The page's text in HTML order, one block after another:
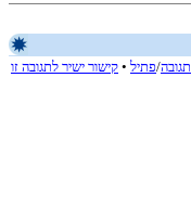
תגובה/פתיל • קישור ישיר לתגובה זו